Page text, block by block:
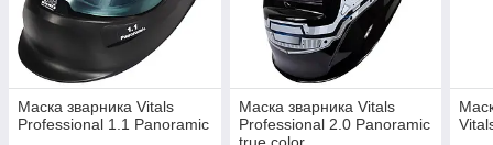
Маска зварника Vitals
Professional 1.1 Panoramic
Маска зварника Vitals
Professional 2.0 Panoramic